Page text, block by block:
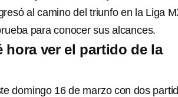
al camino del triunfo en la Liga
para conocer sus alcances.
hora ver el partido de la
domingo 16 de marzo con dos